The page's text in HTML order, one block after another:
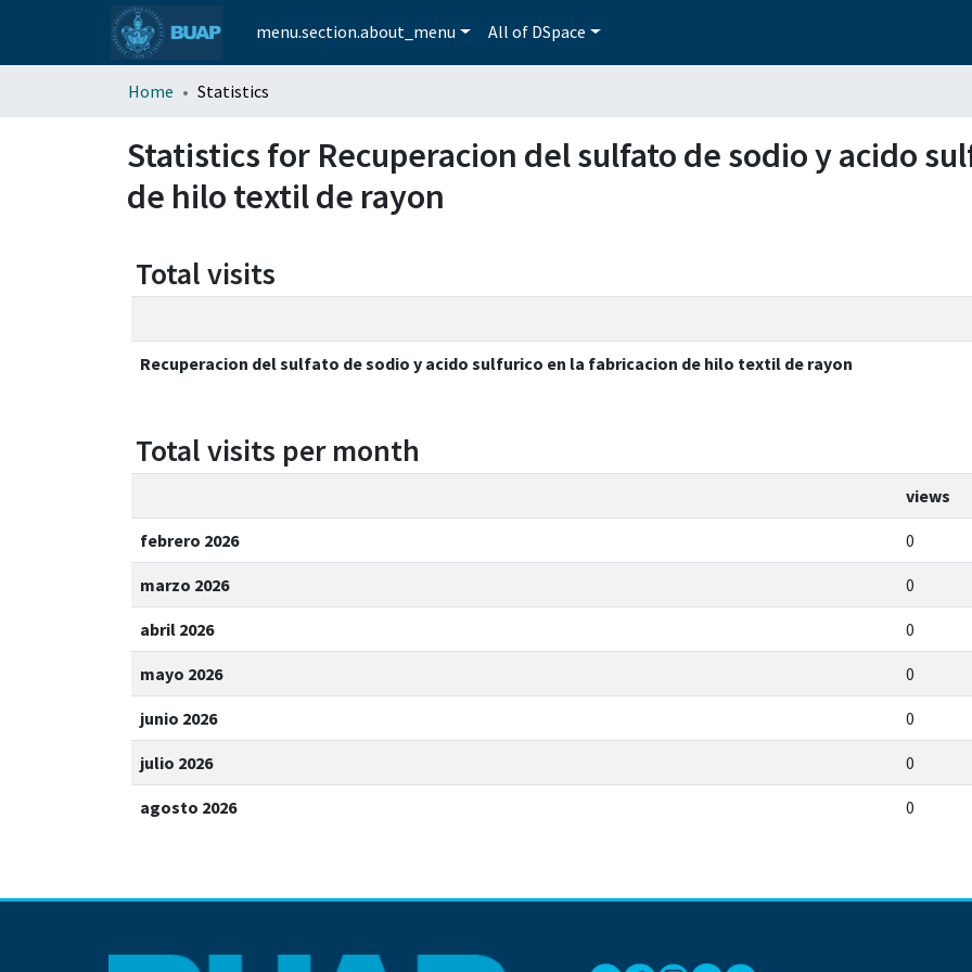
menu.section.about_menu All of DSpace
Home Statistics
Statistics for Recuperacion del sulfato de sodio y acido
de hilo textil de rayon
Total visits
Recuperacion del sulfato de sodio y acido sulfurico en la fabricacion de hilo textil de rayon
Total visits per month
views
febrero 2026 0
marzo 2026 0
abril 2026 0
mayo 2026 0
junio 2026 0
julio 2026 0
agosto 2026 0